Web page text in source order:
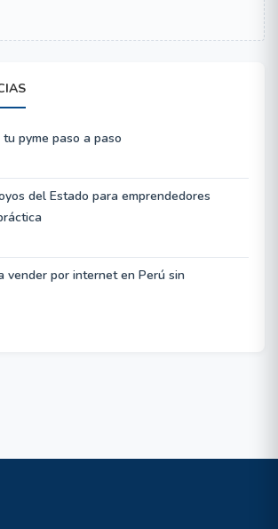
pyme paso a paso
del Estado para emprendedores
vender por internet en Perú sin